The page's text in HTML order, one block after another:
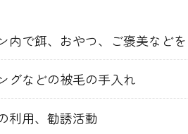
内で餌、おやつ、ご褒美など
グなどの被毛の手入れ
利用、勧誘活動